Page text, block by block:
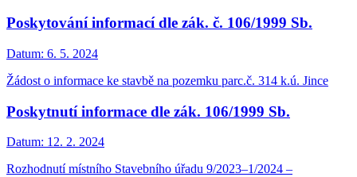
Poskytování informací dle zák. č. 106/1999 Sb.
Datum: 6. 5. 2024
Žádost o informace ke stavbě na pozemku parc.č. 314 k.ú. Jince
Poskytnutí informace dle zák. 106/1999 Sb.
Datum: 12. 2. 2024
Rozhodnutí místního Stavebního úřadu 9/2023–1/2024 –